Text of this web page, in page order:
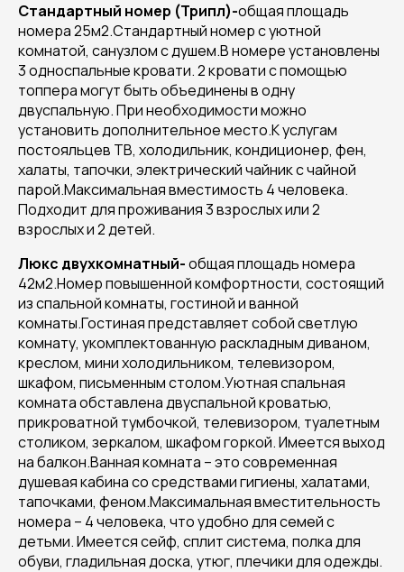
Стандартный номер (Трипл)-общая площадь
номера 25м2.Стандартный номер с уютной
комнатой, санузлом с душем.В номере установлены
3 односпальные кровати. 2 кровати с помощью
топпера могут быть объединены в одну
двуспальную. При необходимости можно
установить дополнительное место.К услугам
постояльцев ТВ, холодильник, кондиционер, фен,
халаты, тапочки, электрический чайник с чайной
парой.Максимальная вместимость 4 человека.
Подходит для проживания 3 взрослых или 2
взрослых и 2 детей.
Люкс двухкомнатный-общая площадь номера
42м2.Номер повышенной комфортности, состоящий
из спальной комнаты, гостиной и ванной
комнаты.Гостиная представляет собой светлую
комнату, укомплектованную раскладным диваном,
креслом, мини холодильником, телевизором,
шкафом, письменным столом.Уютная спальная
комната обставлена двуспальной кроватью,
прикроватной тумбочкой, телевизором, туалетным
столиком, зеркалом, шкафом горкой. Имеется выход
на балкон.Ванная комната – это современная
душевая кабина со средствами гигиены, халатами,
тапочками, феном.Максимальная вместительность
номера – 4 человека, что удобно для семей с
детьми. Имеется сейф, сплит система, полка для
обуви, гладильная доска, утюг, плечики для одежды.